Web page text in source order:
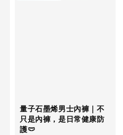
量子石墨烯男士內褲｜不
只是內褲，是日常健康防
護🩲